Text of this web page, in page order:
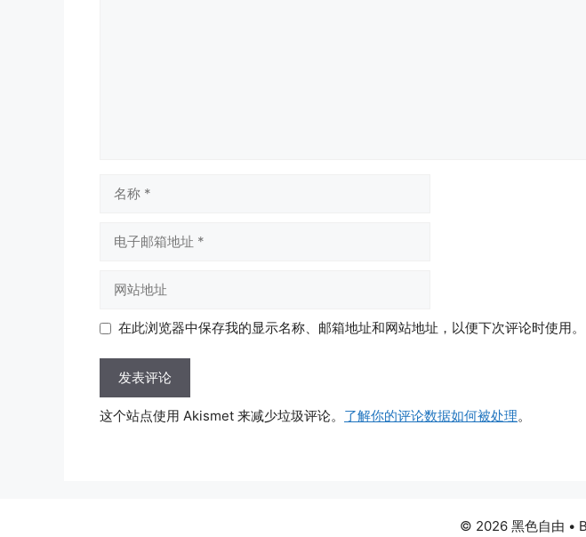
址
址
在此浏览器中保存我的显示名称、邮箱地址和网站地址，以便下次评论时使用。
这个站点使用 Akismet 来减少垃圾评论。 了解你的评论数据如何被处理。
© 2026 黑色自由 •